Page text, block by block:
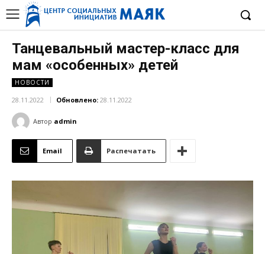
Танцевальный мастер-класс для
мам «особенных» детей
НОВОСТИ
28.11.2022 Обновлено: 28.11.2022
Автор admin
Email Распечатать